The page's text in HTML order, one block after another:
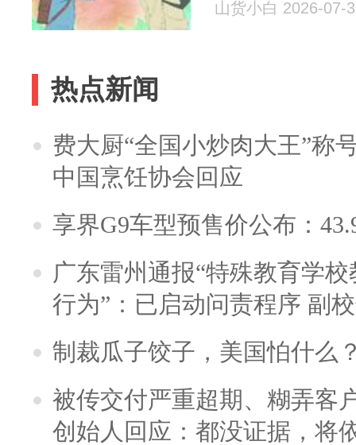
山货小白 2026-07-
热点新闻
费大厨“全国小炒肉大王”称
中国烹饪协会回应
享界G9车型预售价公布：
广东雷州通报“特殊教育学
行为”：已启动问责程序 副
制裁瓜子饺子，美国怕什么
被传交付严重超期、糊弄客
创始人回应：都没证据，将